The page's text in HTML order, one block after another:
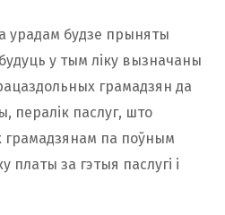
урадам будзе прыняты
у тым ліку вызначаны
грамадзян да
пералік паслуг, што
па поўным
платы за гэтыя паслугі і